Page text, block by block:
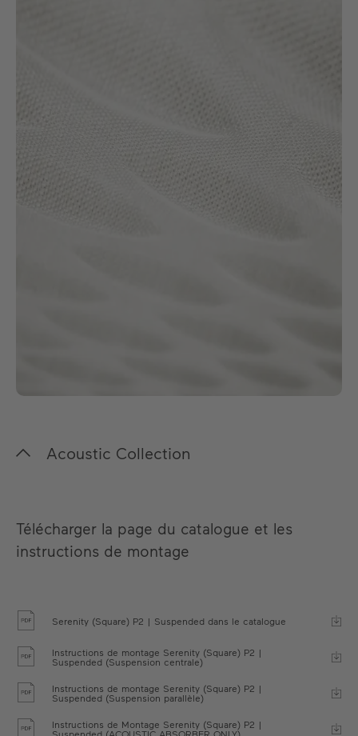
Acoustic Collection
exceptionnelle à d'excellentes performances
Anthracite Fabric
Taupe Fabric
Télécharger la page du catalogue et les
instructions de montage
Serenity (Square) P2 | Suspended dans le catalogue
Instructions de montage Serenity (Square) P2 |
Suspended (Suspension centrale)
Instructions de montage Serenity (Square) P2 |
Suspended (Suspension parallèle)
Instructions de Montage Serenity (Square) P2 |
Suspended (ACOUSTIC ABSORBER ONLY)